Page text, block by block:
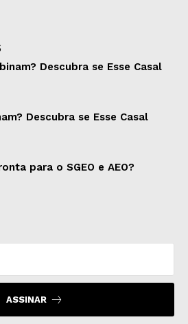
Descubra se Esse Casal
Descubra se Esse Casal
para o SGEO e AEO?
ASSINAR